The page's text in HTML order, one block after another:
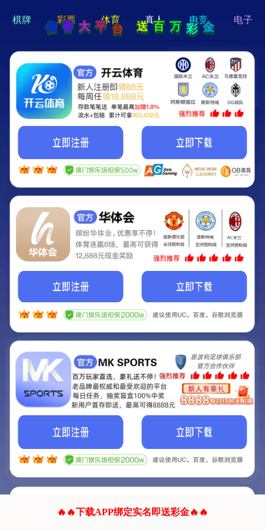
hi 💗
Hey Guys!
我们即将上线啦...
我们的网站正在建设.
它将是非常棒的网站.
联系我们!